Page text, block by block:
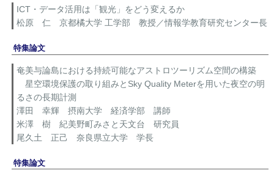
ICT・データ活用は「観光」をどう変えるか
松原 仁 京都橘大学 工学部 教授／情報学教育研究センター長
特集論文
奄美与論島における持続可能なアストロツーリズム空間の構築
星空環境保護の取り組みとSky Quality Meterを用いた夜空の明
るさの長期計測
澤田 幸輝 摂南大学 経済学部 講師
米澤 樹 紀美野町みさと天文台 研究員
尾久土 正己 奈良県立大学 学長
特集論文